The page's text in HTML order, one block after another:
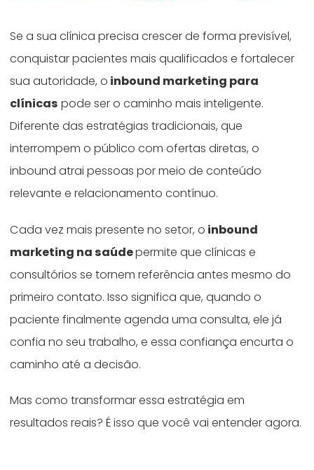
Se a sua clínica precisa crescer de forma previsível,
conquistar pacientes mais qualificados e fortalecer
sua autoridade, o inbound marketing para
clínicas pode ser o caminho mais inteligente.
Diferente das estratégias tradicionais, que
interrompem o público com ofertas diretas, o
inbound atrai pessoas por meio de conteúdo
relevante e relacionamento contínuo.
Cada vez mais presente no setor, o inbound
marketing na saúdepermite que clínicas e
consultórios se tornem referência antes mesmo do
primeiro contato. Isso significa que, quando o
paciente finalmente agenda uma consulta, ele já
confia no seu trabalho, e essa confiança encurta o
caminho até a decisão.
Mas como transformar essa estratégia em
resultados reais? É isso que você vai entender agora.